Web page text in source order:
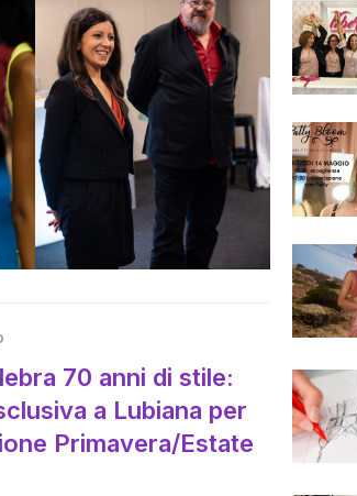
70 anni di stile:
a Lubiana per
Primavera/Estate